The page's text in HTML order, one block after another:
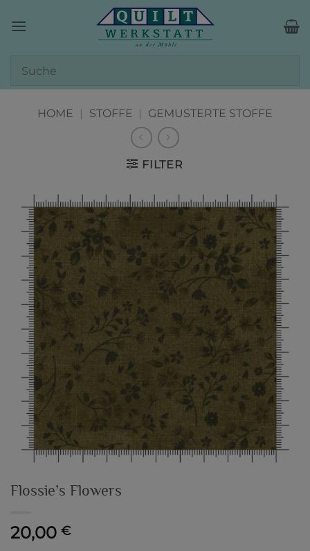
Inhalt
HOME | STOFFE | GEMUSTERTE STOFFE
FILTER
Flossie’s Flowers
20,00 €